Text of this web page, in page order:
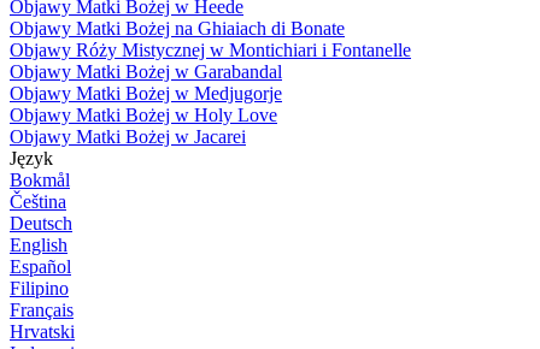
Objawy Matki Bożej w Heede
Objawy Matki Bożej na Ghiaiach di Bonate
Objawy Róży Mistycznej w Montichiari i Fontanelle
Objawy Matki Bożej w Garabandal
Objawy Matki Bożej w Medjugorje
Objawy Matki Bożej w Holy Love
Objawy Matki Bożej w Jacarei
Język
Bokmål
Čeština
Deutsch
English
Español
Filipino
Français
Hrvatski